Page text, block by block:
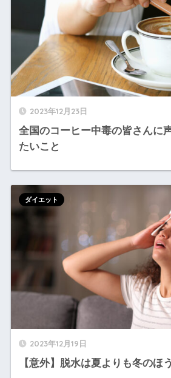
2023年12月23日
全国のコーヒー中毒の皆さんに
たいこと
2023年12月19日
【意外】脱水は夏よりも冬のほ
ダイエット